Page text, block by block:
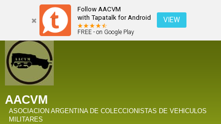
Follow AACVM
with Tapatalk for Android
FREE - on Google Play
VIEW
AACVM
ASOCIACION ARGENTINA DE COLECCIONISTAS DE VEHICULOS
MILITARES